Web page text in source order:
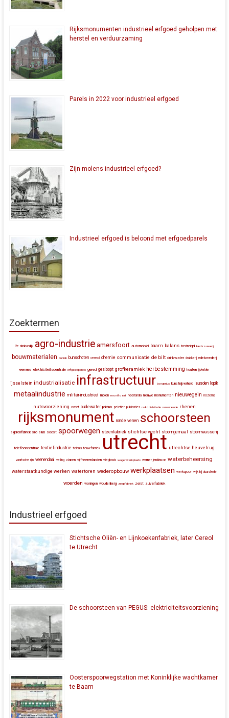
Rijksmonumenten industrieel erfgoed geholpen met
herstel en verduurzaming
Parels in 2022 voor industrieel erfgoed
Zijn molens industrieel erfgoed?
Industrieel erfgoed is beloond met erfgoedparels
Zoektermen
2e daalsedijk agro-industrie amersfoort automobiel baarn balans bedreigd bierbrouwerij
bouwmaterialen bunnik bunschoten cereol chemie communicatie de bilt drinkwater drukkerij edelsmederij
eemnes elektriciteitscentrale erfgoedparels gered gesloopt grofkeramiek herbestemming houten ijskelder
ijsselstein industrialisatie infrastructuur jongerius kunstnijverheid leusden lopik
metaalindustrie militair-industrieel molen montfoort neerlandia nieuwe monumenten nieuwegein nozema
nutsvoorziening ocriet oudewater pakhuis peletier publicaties radiodistributie renswoude rhenen
rijksmonument ronde venen schoorsteen
sigarenfabriek silo sluis soest spoorwegen steenfabriek stichtse vecht stoomgemaal stoomwasserij
telefooncentrale textielindustrie tolhuis touwfabriek utrecht utrechtse heuvelrug
vaartsche rijn veenendaal veiling vianen vijfheerenlanden vliegbasis wagenwerkplaats warner jenkinson waterbeheersing
waterstaatkundige werken watertoren wederopbouw werkplaatsen werkspoor wijk bij duurstede
woerden woningen woudenberg zeepfabriek zeist zuivelfabriek
Industrieel erfgoed
Stichtsche Oliën- en Lijnkoekenfabriek, later Cereol
te Utrecht
De schoorsteen van PEGUS: elektriciteitsvoorziening
Oosterspoorwegstation met Koninklijke wachtkamer
te Baarn